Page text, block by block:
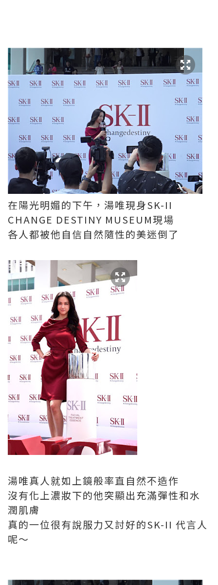
在陽光明媚的下午，湯唯現身SK-II
CHANGE DESTINY MUSEUM現場
各人都被他自信自然隨性的美迷倒了
湯唯真人就如上鏡般率直自然不造作
沒有化上濃妝下的他突顯出充滿彈性和水
潤肌膚
真的一位很有說服力又討好的SK-II 代言人
呢～